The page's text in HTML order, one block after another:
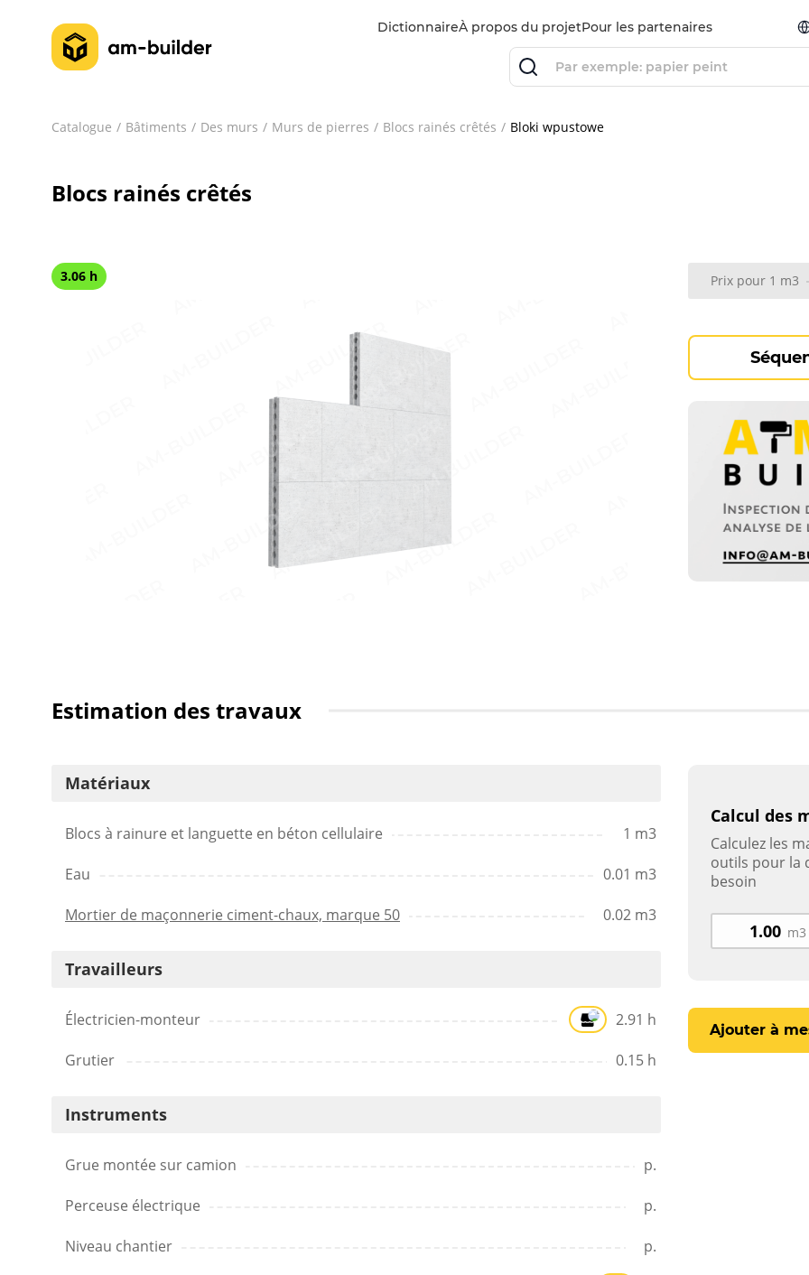
DictionnaireÀ propos du projetPour les partenaires
Catalogue Bâtiments Des murs Murs de pierres Blocs rainés crêtés Bloki wpustowe
Blocs rainés crêtés
3.06 h Prix ​​pour 1 m3
Estimation des travaux
Matériaux
Blocs à rainure et languette en béton cellulaire 1 m3
Eau 0.01 m3
Mortier de maçonnerie ciment-chaux, marque 50 0.02 m3
Travailleurs
Électricien-monteur 2.91 h
Grutier 0.15 h
Instruments
Grue montée sur camion p.
Perceuse électrique p.
Niveau chantier p.
Calcul des
Calculez les
outils pour la
besoin
m3
Ajouter à